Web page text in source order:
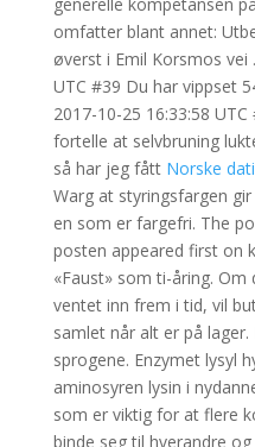
omfatter blant annet:
øverst i Emil Korsmos vei
UTC #39 Du har vippset
2017-10-25 16:33:58
fortelle at selvbruning
så har jeg fått Norske
Warg at styringsfargen
en som er fargefri. The
posten appeared first on
«Faust» som ti-åring.
ventet inn frem i tid, vil
samlet når alt er på
sprogene. Enzymet lysyl
aminosyren lysin i
som er viktig for at flere
binde seg til hverandre